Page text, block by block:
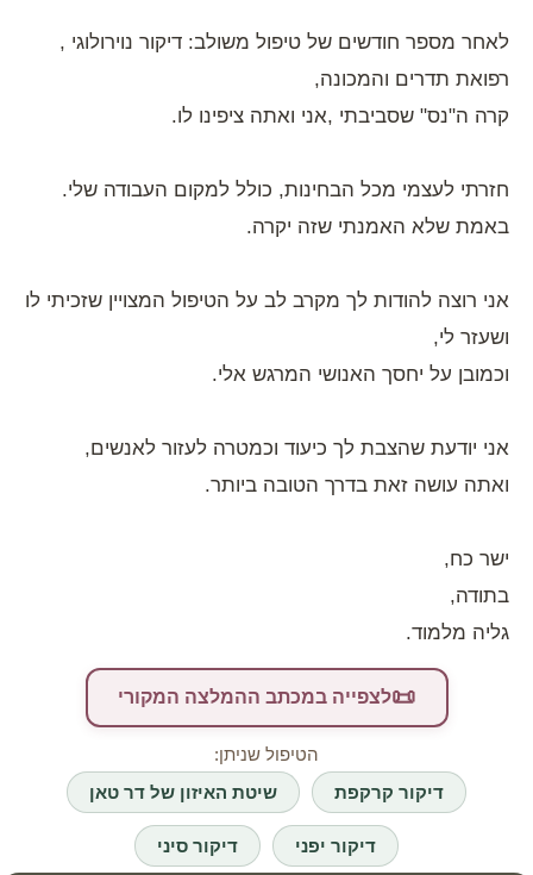
לאחר מספר חודשים של טיפול משולב: דיקור נוירולוגי ,
רפואת תדרים והמכונה,
קרה ה"נס" שסביבתי ,אני ואתה ציפינו לו.
חזרתי לעצמי מכל הבחינות, כולל למקום העבודה שלי.
באמת שלא האמנתי שזה יקרה.
אני רוצה להודות לך מקרב לב על הטיפול המצויין שזכיתי לו
ושעזר לי,
וכמובן על יחסך האנושי המרגש אלי.
אני יודעת שהצבת לך כיעוד וכמטרה לעזור לאנשים,
ואתה עושה זאת בדרך הטובה ביותר.
ישר כח,
בתודה,
גליה מלמוד.
📜לצפייה במכתב ההמלצה המקורי
הטיפול שניתן:
דיקור קרקפת
שיטת האיזון של דר טאן
דיקור יפני דיקור סיני